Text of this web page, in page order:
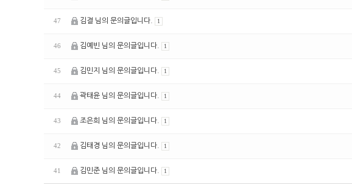
47 김결 님의 문의글입니다. 1
46 김예빈 님의 문의글입니다. 1
45 김민지 님의 문의글입니다. 1
44 곽태윤 님의 문의글입니다. 1
43 조은희 님의 문의글입니다. 1
42 김태경 님의 문의글입니다. 1
41 김민준 님의 문의글입니다. 1